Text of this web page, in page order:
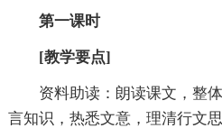
第一课时
[教学要点]
资料助读：朗读课文，整
言知识，热悉文意，理清行文